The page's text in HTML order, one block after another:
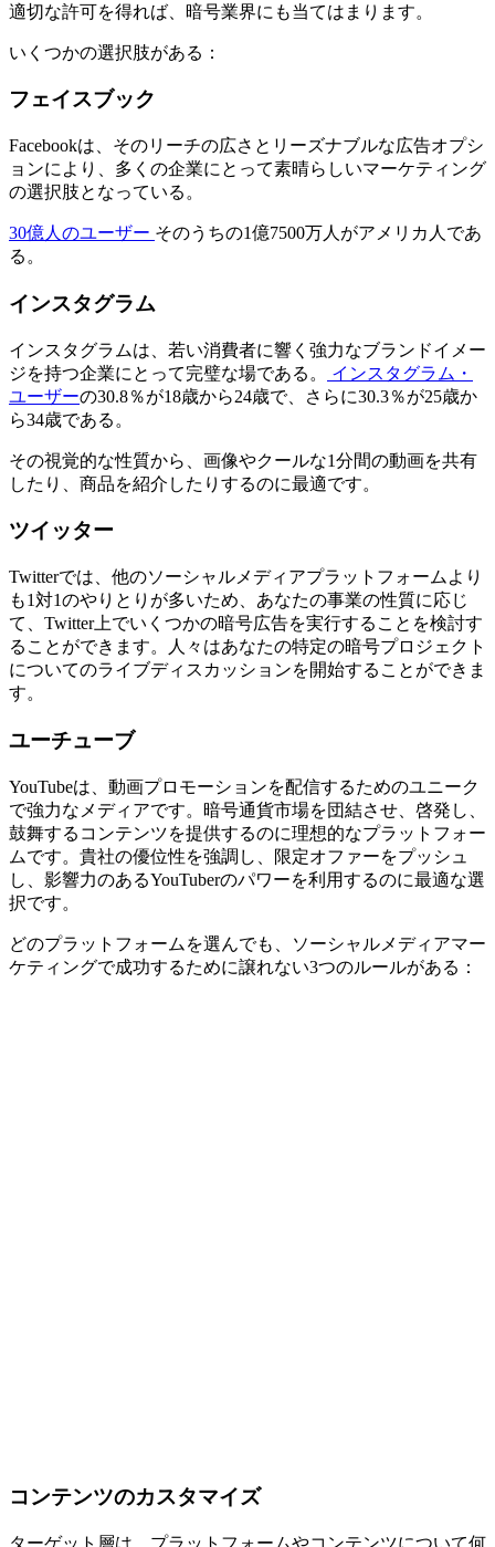
適切な許可を得れば、暗号業界にも当てはまります。
いくつかの選択肢がある：
フェイスブック
Facebookは、そのリーチの広さとリーズナブルな広告オプシ
ョンにより、多くの企業にとって素晴らしいマーケティング
の選択肢となっている。
30億人のユーザー そのうちの1億7500万人がアメリカ人であ
る。
インスタグラム
インスタグラムは、若い消費者に響く強力なブランドイメー
ジを持つ企業にとって完璧な場である。
インスタグラム・
ユーザーの30.8％が18歳から24歳で、さらに30.3％が25歳か
ら34歳である。
その視覚的な性質から、画像やクールな1分間の動画を共有
したり、商品を紹介したりするのに最適です。
ツイッター
Twitterでは、他のソーシャルメディアプラットフォームより
も1対1のやりとりが多いため、あなたの事業の性質に応じ
て、Twitter上でいくつかの暗号広告を実行することを検討す
ることができます。人々はあなたの特定の暗号プロジェクト
についてのライブディスカッションを開始することができま
す。
ユーチューブ
YouTubeは、動画プロモーションを配信するためのユニーク
で強力なメディアです。暗号通貨市場を団結させ、啓発し、
鼓舞するコンテンツを提供するのに理想的なプラットフォー
ムです。貴社の優位性を強調し、限定オファーをプッシュ
し、影響力のあるYouTuberのパワーを利用するのに最適な選
択です。
どのプラットフォームを選んでも、ソーシャルメディアマー
ケティングで成功するために譲れない3つのルールがある：
コンテンツのカスタマイズ
ターゲット層は、プラットフォームやコンテンツについて何